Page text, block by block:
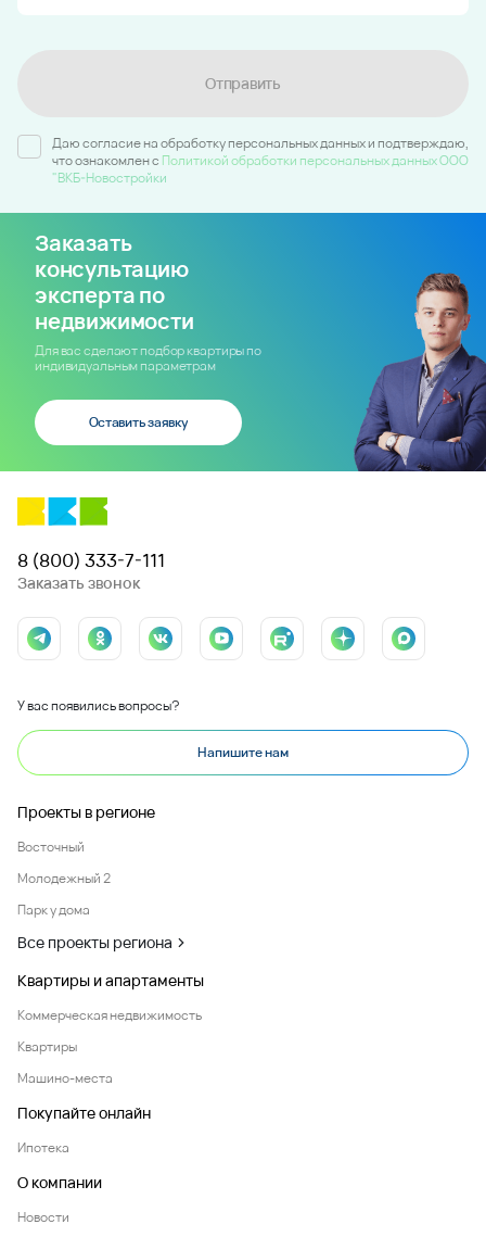
Отправить
Даю согласие на обработку персональных данных и подтверждаю,
что ознакомлен c Политикой обработки персональных данных ООО
"ВКБ-Новостройки
Заказать
консультацию
эксперта по
недвижимости
Для вас сделают подбор квартиры по
индивидуальным параметрам
Оставить заявку
8 (800) 333-7-111
Заказать звонок
У вас появились вопросы?
Напишите нам
Проекты в регионе
Восточный
Молодежный 2
Парк у дома
Все проекты региона
Квартиры и апартаменты
Коммерческая недвижимость
Квартиры
Машино-места
Покупайте онлайн
Ипотека
О компании
Новости